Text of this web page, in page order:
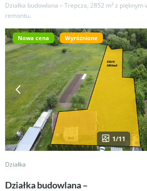
Działka budowlana – Trepcza, 2852 m² z
remontu.
Nowa cena Wyróżnione
1/11
Działka
Działka budowlana –